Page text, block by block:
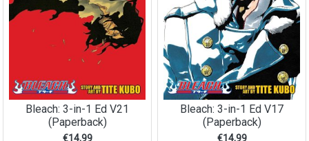
Bleach: 3-in-1 Ed V21
(Paperback)
€14,99
Bleach: 3-in-1 Ed V17
(Paperback)
€14,99